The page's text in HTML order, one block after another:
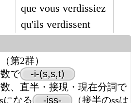
que vous verdissiez
qu'ils verdissent
第2群）
で
-i-(s,s,t)
、直半・接現・現在分詞で
になる
-iss- （接半のssは